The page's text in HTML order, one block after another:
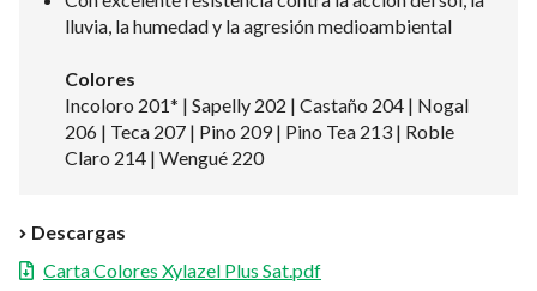
lluvia, la humedad y la agresión medioambiental
Colores
Incoloro 201* | Sapelly 202 | Castaño 204 | Nogal
206 | Teca 207 | Pino 209 | Pino Tea 213 | Roble
Claro 214 | Wengué 220
Descargas
Carta Colores Xylazel Plus Sat.pdf